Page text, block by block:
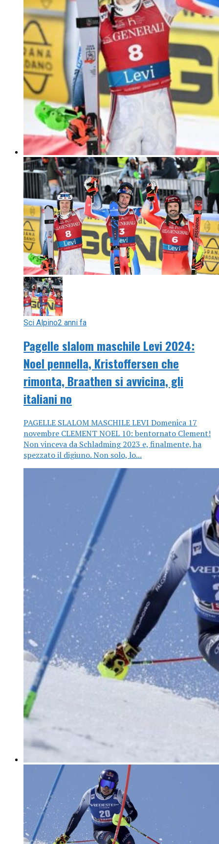
Sci Alpino2 anni fa
Pagelle slalom maschile Levi 2024:
Noel pennella, Kristoffersen che
rimonta, Braathen si avvicina, gli
italiani no
PAGELLE SLALOM MASCHILE LEVI Domenica 17
novembre CLEMENT NOEL 10: bentornato Clement!
Non vinceva da Schladming 2023 e, finalmente, ha
spezzato il digiuno. Non solo, lo...